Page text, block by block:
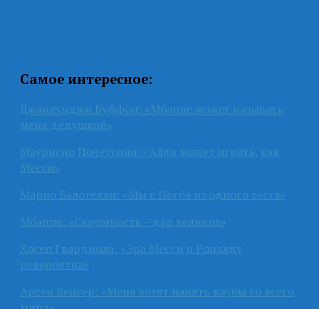
Самое интересное:
Джанлуиджи Буффон: «Мбаппе может называть
меня дедушкой»
Маурисио Почеттино: «Алли может играть, как
Месси»
Марио Балотелли: «Мы с Погба из одного теста»
Мбаппе: «Скромность – дар великих»
Хосеп Гвардиола: «Эра Месси и Роналду
невероятна»
Арсен Венгер: «Меня хотят нанять клубы со всего